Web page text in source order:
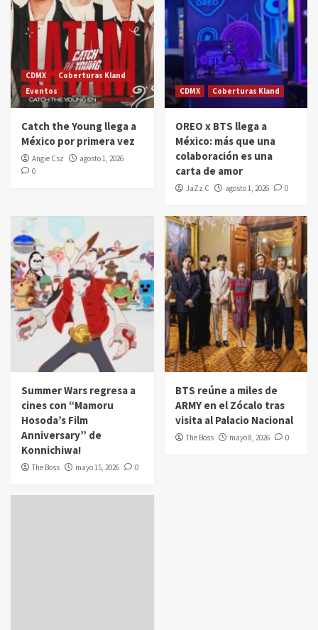
CDMX
Coberturas Kland
Eventos
Catch the Young llega a
México por primera vez
Angie Csz
agosto 1, 2026
0
CDMX Coberturas Kland
OREO x BTS llega a
México: más que una
colaboración es una
carta de amor
JaZz C agosto 1, 2026 0
Summer Wars regresa a
cines con “Mamoru
Hosoda’s Film
Anniversary” de
Konnichiwa!
The Boss mayo 15, 2026 0
BTS reúne a miles de
ARMY en el Zócalo tras
visita al Palacio Nacional
The Boss mayo 8, 2026 0